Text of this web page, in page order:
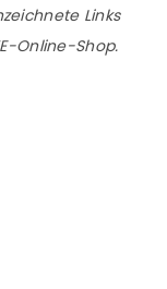
Links
Online-Shop.